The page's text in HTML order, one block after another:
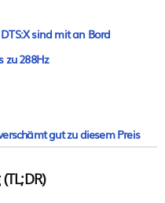
sind mit an Bord
zu 288Hz
gut zu diesem Preis